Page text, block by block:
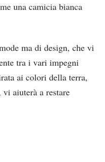
una camicia bianca
ma di design, che vi
tra i vari impegni
ai colori della terra,
aiuterà a restare